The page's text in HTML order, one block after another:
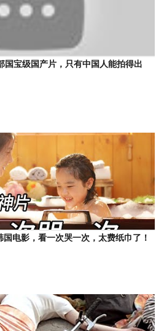
国宝级国产片，只有中国人能拍得出
国电影，看一次哭一次，太费纸巾了！